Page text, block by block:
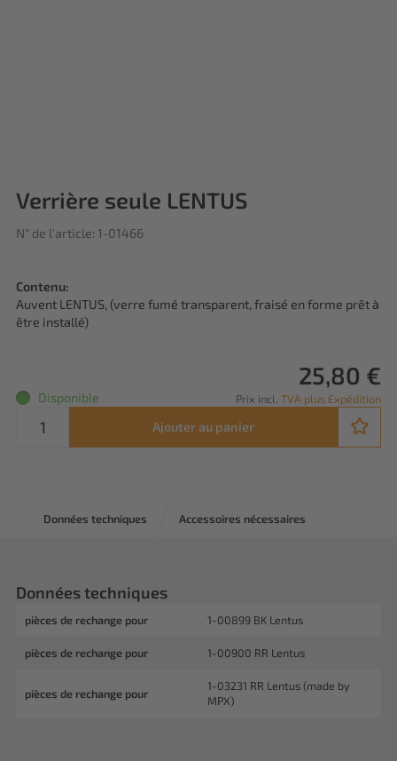
Verrière seule LENTUS
N° de l'article: 1-01466
Contenu:
Auvent LENTUS, (verre fumé transparent, fraisé en forme prêt à
être installé)
25,80 €
Prix incl. TVA plus Expédition
Disponible
Ajouter au panier
Données techniques Accessoires nécessaires
Données techniques
pièces de rechange pour 1-00899 BK Lentus
pièces de rechange pour 1-00900 RR Lentus
pièces de rechange pour
1-03231 RR Lentus (made by
MPX)